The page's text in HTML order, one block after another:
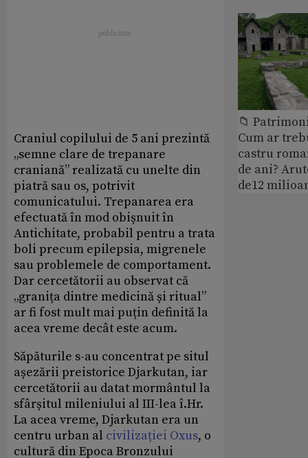
Craniul copilului de 5 ani prezintă
„semne clare de trepanare
craniană” realizată cu unelte din
piatră sau os, potrivit
comunicatului. Trepanarea era
efectuată în mod obișnuit în
Antichitate, probabil pentru a trata
boli precum epilepsia, migrenele
sau problemele de comportament.
Dar cercetătorii au observat că
„granița dintre medicină și ritual”
ar fi fost mult mai puțin definită la
acea vreme decât este acum.
Săpăturile s-au concentrat pe situl
așezării preistorice Djarkutan, iar
cercetătorii au datat mormântul la
sfârșitul mileniului al III-lea î.Hr.
La acea vreme, Djarkutan era un
centru urban al civilizației Oxus, o
cultură din Epoca Bronzului
📁
Cum ar
castru
de ani?
de12